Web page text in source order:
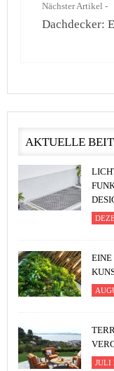
Nächster Artikel -
Dachdecker:
AKTUELLE
EINE
JULI